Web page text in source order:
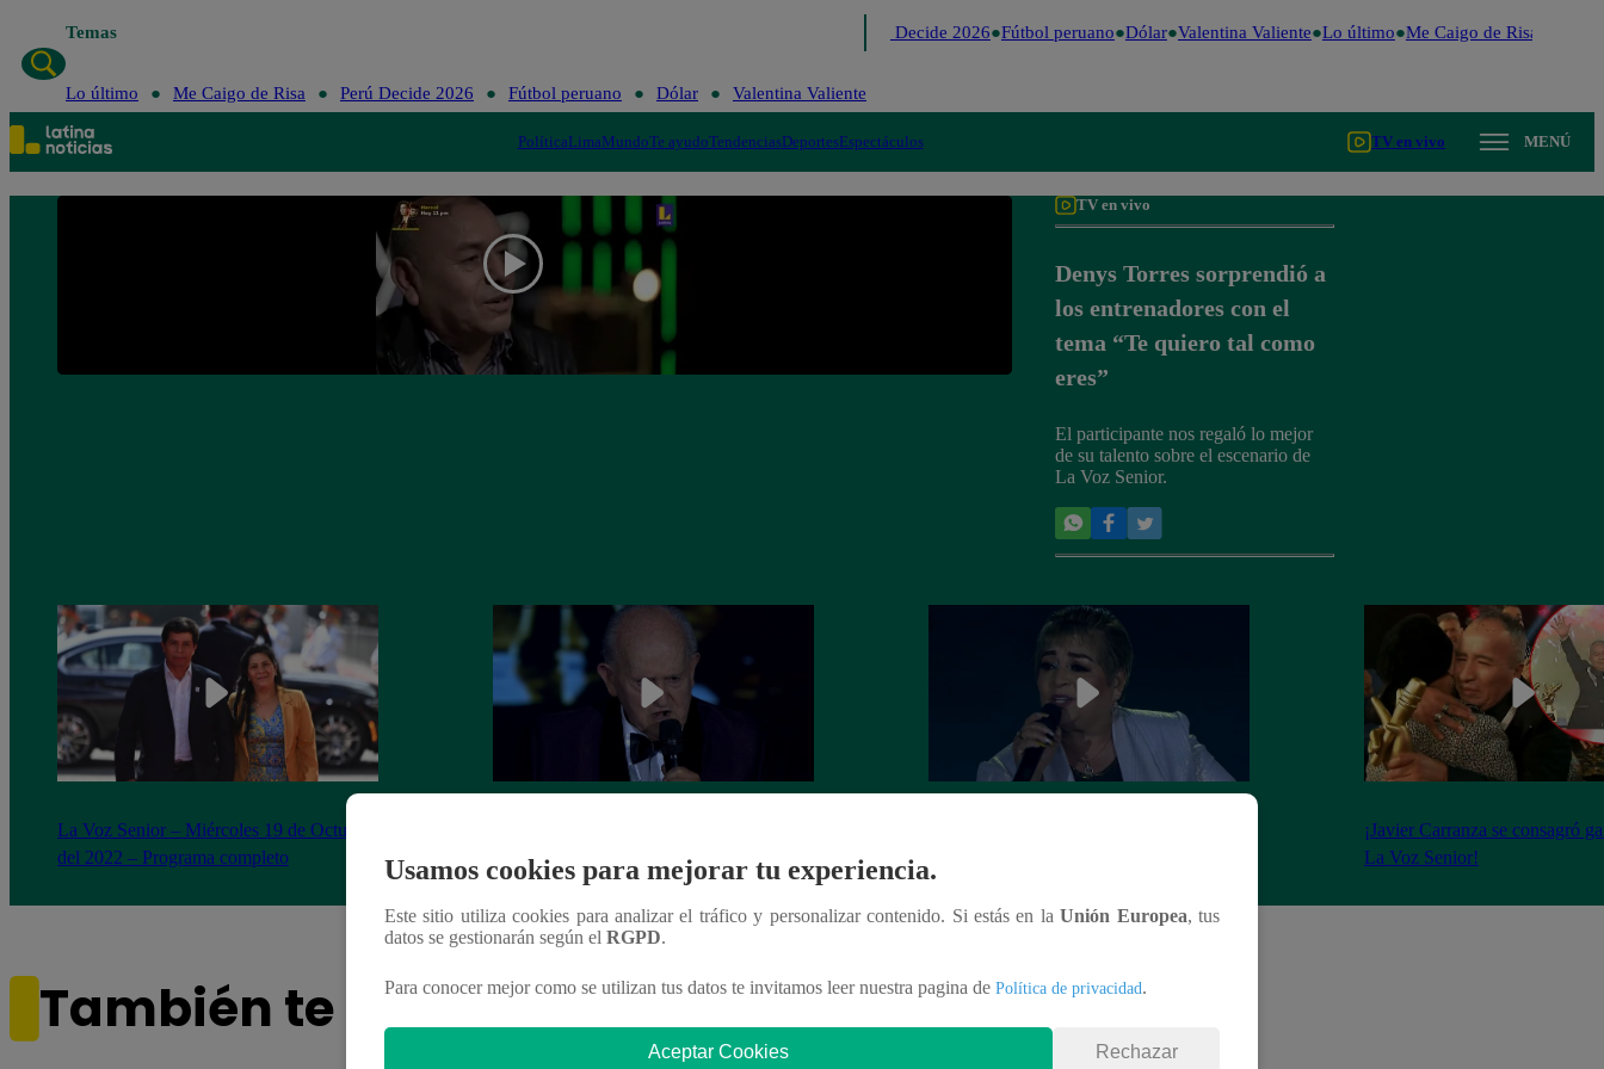
Temas Perú Decide 2026 Fútbol peruano Dólar Valentina Valiente Lo último Me Caigo de Risa
Lo último Me Caigo de Risa Perú Decide 2026 Fútbol peruano Dólar Valentina Valiente
PolíticaLimaMundoTe ayudoTendenciasDeportesEspectáculos TV en vivo MENÚ
TV en vivo
Denys Torres sorprendió a
los entrenadores con el
tema “Te quiero tal como
eres”
El participante nos regaló lo mejor
de su talento sobre el escenario de
La Voz Senior.
La Voz Senior – Miércoles 19 de Octubre
del 2022 – Programa completo
cantando “Volver”
¡Javier Carranza se consagró
La Voz Senior!
También te puede interesar
Usamos cookies para mejorar tu experiencia.
Este sitio utiliza cookies para analizar el tráfico y personalizar contenido. Si estás en laUnión Europea, tus
datos se gestionarán según el RGPD.
Para conocer mejor como se utilizan tus datos te invitamos leer nuestra pagina de Política de privacidad.
Aceptar Cookies Rechazar